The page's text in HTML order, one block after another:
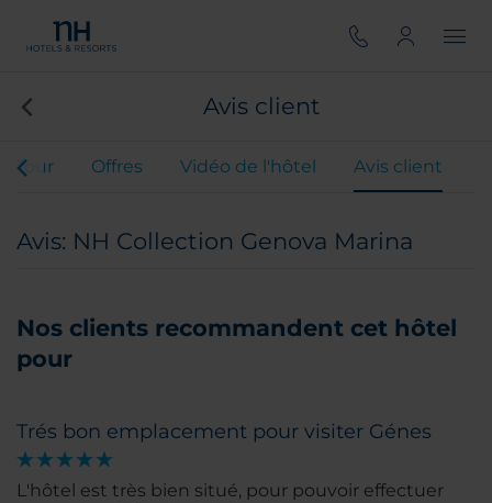
Avis client
Tour Offres Vidéo de l'hôtel Avis client
Avis: NH Collection Genova Marina
Nos clients recommandent cet hôtel
pour
Trés bon emplacement pour visiter Génes
L'hôtel est très bien situé, pour pouvoir effectuer